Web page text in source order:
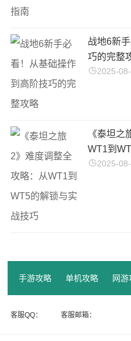
战地6新
巧的完整
2025-
《泰坦之
WT1到
2025-
手游攻略 单机攻略 网游
客服QQ： 客服邮箱：